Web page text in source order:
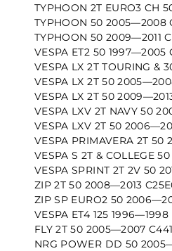
TYPHOON 2T EURO3 CH
TYPHOON 50 2005—2008
TYPHOON 50 2009—2011
VESPA ET2 50 1997—2005
VESPA LX 2T TOURING &
VESPA LX 2T 50
VESPA LX 2T 50
VESPA LXV 2T NAVY 50
VESPA LXV 2T 50
VESPA PRIMAVERA 2T 50
VESPA S 2T & COLLEGE
VESPA SPRINT 2T 2V 50
ZIP 2T 50 2008—2013
ZIP SP EURO2 50
VESPA ET4 125
FLY 2T 50 2005—2007
NRG POWER DD 50